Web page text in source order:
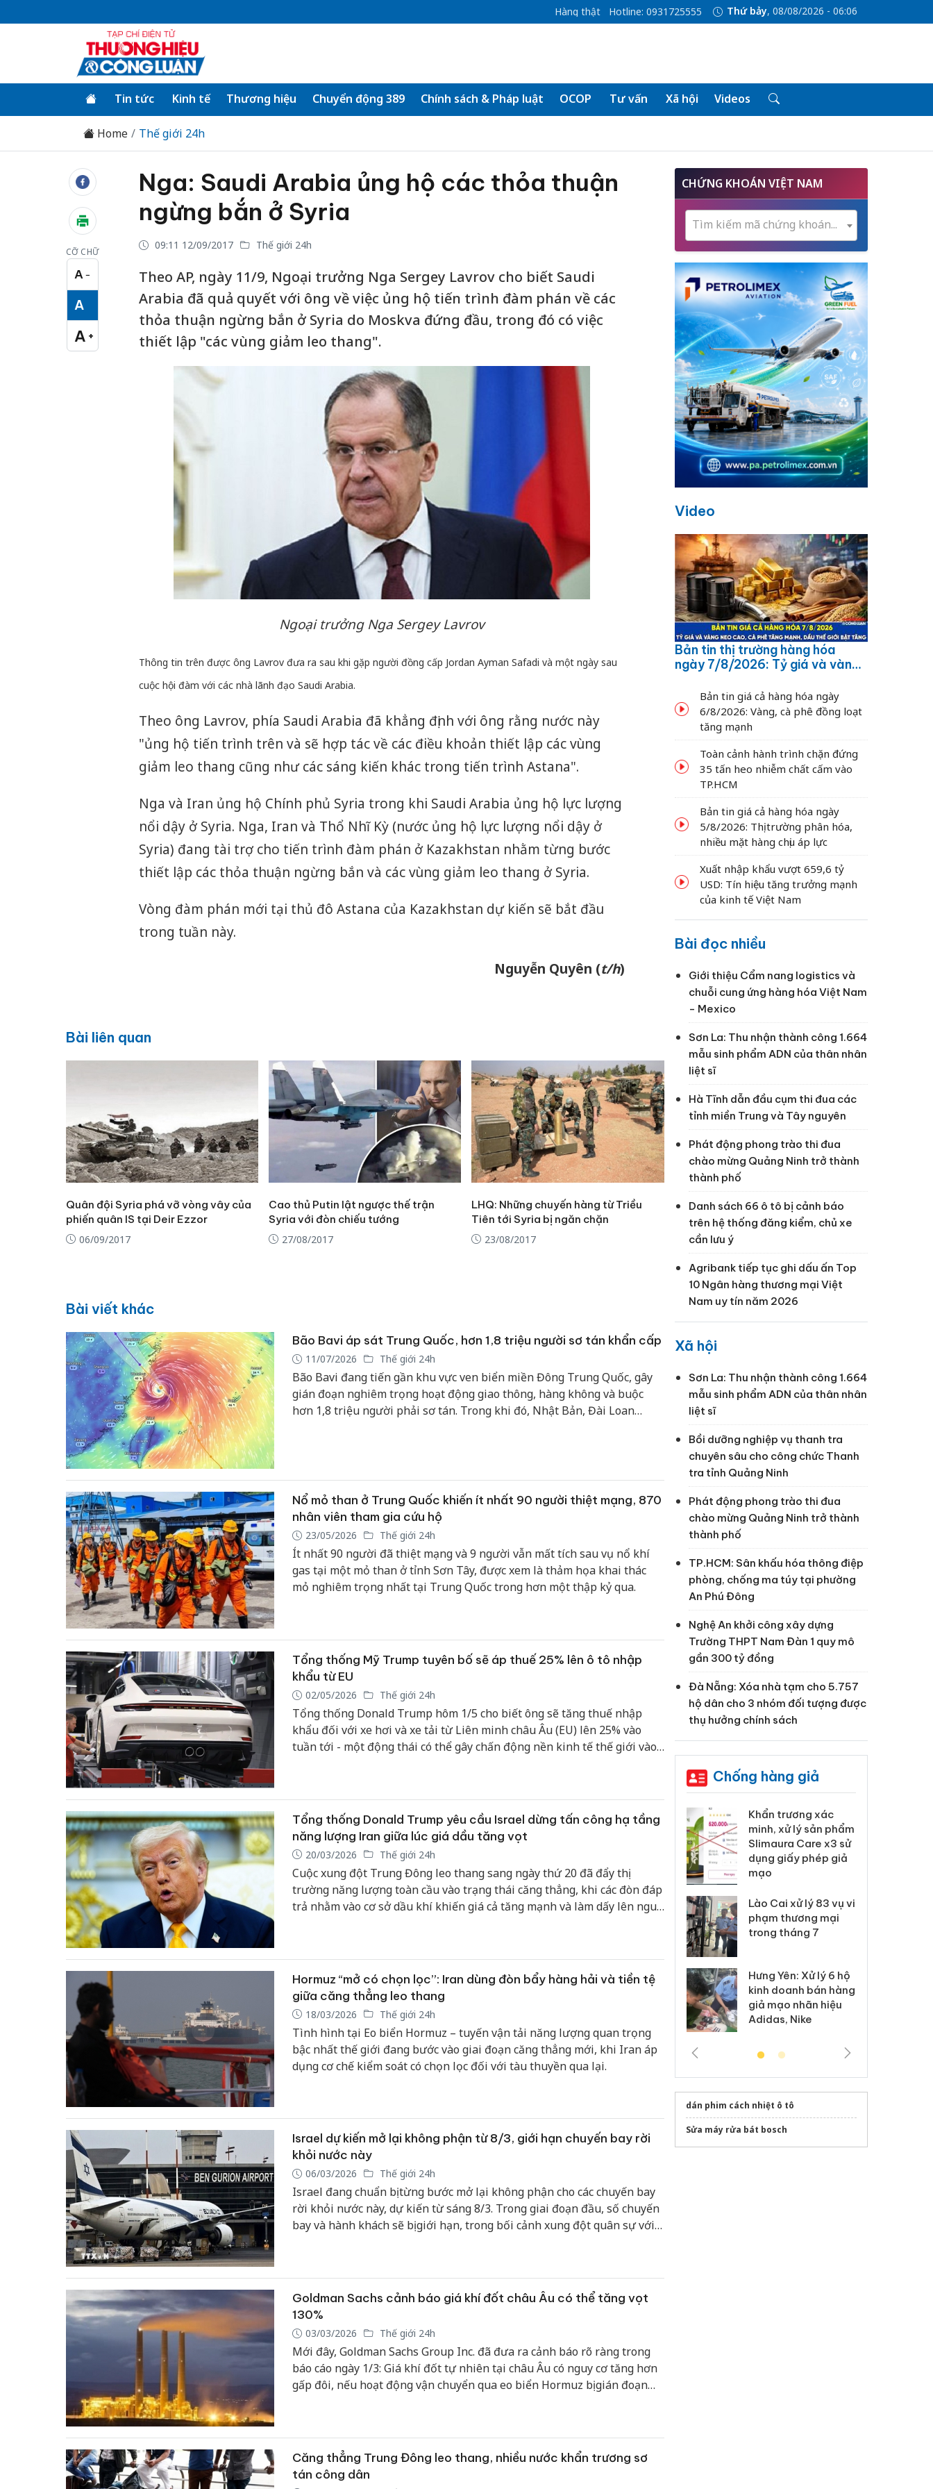
Hàng thật Hotline: 0931725555 Thứ bảy, 08/08/2026 - 06:06
Tin tức Kinh tế Thương hiệu Chuyển động 389 Chính sách & Pháp luật OCOP Tư vấn Xã hội Videos
Home Thế giới 24h
CỠ CHỮ
A −
Cỡ chữ nhỏ
A
Cỡ chữ vừa
A +
Cỡ chữ lớn
Nga: Saudi Arabia ủng hộ các thỏa thuận
ngừng bắn ở Syria
09:11 12/09/2017 Thế giới 24h
Theo AP, ngày 11/9, Ngoại trưởng Nga Sergey Lavrov cho biết Saudi
Arabia đã quả quyết với ông về việc ủng hộ tiến trình đàm phán về các
thỏa thuận ngừng bắn ở Syria do Moskva đứng đầu, trong đó có việc
thiết lập "các vùng giảm leo thang".
Ngoại trưởng Nga Sergey Lavrov
Thông tin trên được ông Lavrov đưa ra sau khi gặp người đồng cấp Jordan Ayman Safadi và một ngày sau
cuộc hội đàm với các nhà lãnh đạo Saudi Arabia.
Theo ông Lavrov, phía Saudi Arabia đã khẳng định với ông rằng nước này
"ủng hộ tiến trình trên và sẽ hợp tác về các điều khoản thiết lập các vùng
giảm leo thang cũng như các sáng kiến khác trong tiến trình Astana".
Nga và Iran ủng hộ Chính phủ Syria trong khi Saudi Arabia ủng hộ lực lượng
nổi dậy ở Syria. Nga, Iran và Thổ Nhĩ Kỳ (nước ủng hộ lực lượng nổi dậy ở
Syria) đang tài trợ cho tiến trình đàm phán ở Kazakhstan nhằm từng bước
thiết lập các thỏa thuận ngừng bắn và các vùng giảm leo thang ở Syria.
Vòng đàm phán mới tại thủ đô Astana của Kazakhstan dự kiến sẽ bắt đầu
trong tuần này.
Nguyễn Quyên (t/h)
Bài liên quan
Quân đội Syria phá vỡ vòng vây của
phiến quân IS tại Deir Ezzor
06/09/2017
Cao thủ Putin lật ngược thế trận
Syria với đòn chiếu tướng
27/08/2017
LHQ: Những chuyến hàng từ Triều
Tiên tới Syria bị ngăn chặn
23/08/2017
Bài viết khác
Bão Bavi áp sát Trung Quốc, hơn 1,8 triệu người sơ tán khẩn cấp
11/07/2026 Thế giới 24h
Bão Bavi đang tiến gần khu vực ven biển miền Đông Trung Quốc, gây
gián đoạn nghiêm trọng hoạt động giao thông, hàng không và buộc
hơn 1,8 triệu người phải sơ tán. Trong khi đó, Nhật Bản, Đài Loan
Nổ mỏ than ở Trung Quốc khiến ít nhất 90 người thiệt mạng, 870
nhân viên tham gia cứu hộ
23/05/2026 Thế giới 24h
Ít nhất 90 người đã thiệt mạng và 9 người vẫn mất tích sau vụ nổ khí
gas tại một mỏ than ở tỉnh Sơn Tây, được xem là thảm họa khai thác
mỏ nghiêm trọng nhất tại Trung Quốc trong hơn một thập kỷ qua.
Tổng thống Mỹ Trump tuyên bố sẽ áp thuế 25% lên ô tô nhập
khẩu từ EU
02/05/2026 Thế giới 24h
Tổng thống Donald Trump hôm 1/5 cho biết ông sẽ tăng thuế nhập
khẩu đối với xe hơi và xe tải từ Liên minh châu Âu (EU) lên 25% vào
tuần tới - một động thái có thể gây chấn động nền kinh tế thế giới vào
Tổng thống Donald Trump yêu cầu Israel dừng tấn công hạ tầng
năng lượng Iran giữa lúc giá dầu tăng vọt
20/03/2026 Thế giới 24h
Cuộc xung đột Trung Đông leo thang sang ngày thứ 20 đã đẩy thị
trường năng lượng toàn cầu vào trạng thái căng thẳng, khi các đòn đáp
trả nhằm vào cơ sở dầu khí khiến giá cả tăng mạnh và làm dấy lên nguy
Hormuz “mở có chọn lọc”: Iran dùng đòn bẩy hàng hải và tiền tệ
giữa căng thẳng leo thang
18/03/2026 Thế giới 24h
Tình hình tại Eo biển Hormuz – tuyến vận tải năng lượng quan trọng
bậc nhất thế giới đang bước vào giai đoạn căng thẳng mới, khi Iran áp
dụng cơ chế kiểm soát có chọn lọc đối với tàu thuyền qua lại.
Israel dự kiến mở lại không phận từ 8/3, giới hạn chuyến bay rời
khỏi nước này
06/03/2026 Thế giới 24h
Israel đang chuẩn bị từng bước mở lại không phận cho các chuyến bay
rời khỏi nước này, dự kiến từ sáng 8/3. Trong giai đoạn đầu, số chuyến
bay và hành khách sẽ bị giới hạn, trong bối cảnh xung đột quân sự với
Goldman Sachs cảnh báo giá khí đốt châu Âu có thể tăng vọt
130%
03/03/2026 Thế giới 24h
Mới đây, Goldman Sachs Group Inc. đã đưa ra cảnh báo rõ ràng trong
báo cáo ngày 1/3: Giá khí đốt tự nhiên tại châu Âu có nguy cơ tăng hơn
gấp đôi, nếu hoạt động vận chuyển qua eo biển Hormuz bị gián đoạn
đầy đủ phần bù rủi ro liên quan đến Iran.
Căng thẳng Trung Đông leo thang, nhiều nước khẩn trương sơ
tán công dân
CHỨNG KHOÁN VIỆT NAM
Tìm kiếm mã chứng khoán...
Video
Bản tin thị trường hàng hóa
ngày 7/8/2026: Tỷ giá và vàng
dầu thế giới bật tăng
Bản tin giá cả hàng hóa ngày
6/8/2026: Vàng, cà phê đồng loạt
tăng mạnh
Toàn cảnh hành trình chặn đứng
35 tấn heo nhiễm chất cấm vào
TP.HCM
Bản tin giá cả hàng hóa ngày
5/8/2026: Thị trường phân hóa,
nhiều mặt hàng chịu áp lực
Xuất nhập khẩu vượt 659,6 tỷ
USD: Tín hiệu tăng trưởng mạnh
của kinh tế Việt Nam
Bài đọc nhiều
Giới thiệu Cẩm nang logistics và
chuỗi cung ứng hàng hóa Việt Nam
- Mexico
Sơn La: Thu nhận thành công 1.664
mẫu sinh phẩm ADN của thân nhân
liệt sĩ
Hà Tĩnh dẫn đầu cụm thi đua các
tỉnh miền Trung và Tây nguyên
Phát động phong trào thi đua
chào mừng Quảng Ninh trở thành
thành phố
Danh sách 66 ô tô bị cảnh báo
trên hệ thống đăng kiểm, chủ xe
cần lưu ý
Agribank tiếp tục ghi dấu ấn Top
10 Ngân hàng thương mại Việt
Nam uy tín năm 2026
Xã hội
Sơn La: Thu nhận thành công 1.664
mẫu sinh phẩm ADN của thân nhân
liệt sĩ
Bồi dưỡng nghiệp vụ thanh tra
chuyên sâu cho công chức Thanh
tra tỉnh Quảng Ninh
Phát động phong trào thi đua
chào mừng Quảng Ninh trở thành
thành phố
TP.HCM: Sân khấu hóa thông điệp
phòng, chống ma túy tại phường
An Phú Đông
Nghệ An khởi công xây dựng
Trường THPT Nam Đàn 1 quy mô
gần 300 tỷ đồng
Đà Nẵng: Xóa nhà tạm cho 5.757
hộ dân cho 3 nhóm đối tượng được
thụ hưởng chính sách
Chống hàng giả
Cà Mau: Tiêu hủy
công khai hàng ngàn
kinh doanh
Công an Thanh Hóa
Thanh Hóa: Tìm bị
Khẩn trương xác
minh, xử lý sản phẩm
Slimaura Care x3 sử
dụng giấy phép giả
mạo
Lào Cai xử lý 83 vụ vi
phạm thương mại
trong tháng 7
Hưng Yên: Xử lý 6 hộ
kinh doanh bán hàng
giả mạo nhãn hiệu
Adidas, Nike
dán phim cách nhiệt ô tô
Sửa máy rửa bát bosch